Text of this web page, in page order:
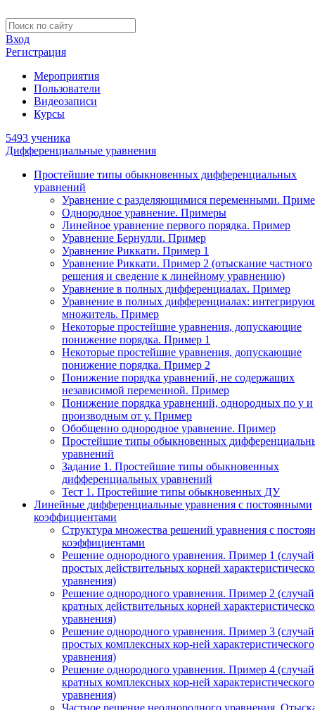
Вход
Регистрация
Мероприятия
Пользователи
Видеозаписи
Курсы
5493 ученика
Дифференциальные уравнения
Простейшие типы обыкновенных дифференциальных
уравнений
Уравнение с разделяющимися переменными.
Однородное уравнение. Примеры
Линейное уравнение первого порядка. Пример
Уравнение Бернулли. Пример
Уравнение Риккати. Пример 1
Уравнение Риккати. Пример 2 (отыскание частного
решения и сведение к линейному уравнению)
Уравнение в полных дифференциалах. Пример
Уравнение в полных дифференциалах:
множитель. Пример
Некоторые простейшие уравнения, допускающие
понижение порядка. Пример 1
Некоторые простейшие уравнения, допускающие
понижение порядка. Пример 2
Понижение порядка уравнений, не содержащих
независимой переменной. Пример
Понижение порядка уравнений, однородных по у и
производным от у. Пример
Обобщенно однородное уравнение. Пример
Простейшие типы обыкновенных
уравнений
Задание 1. Простейшие типы обыкновенных
дифференциальных уравнений
Тест 1. Простейшие типы обыкновенных ДУ
Линейные дифференциальные уравнения с постоянными
коэффициентами
Структура множества решений уравнения с
коэффициентами
Решение однородного уравнения. Пример 1 (случай
простых действительных корней
уравнения)
Решение однородного уравнения. Пример 2 (случай
кратных действительных корней
уравнения)
Решение однородного уравнения. Пример 3 (случай
простых комплексных кор-ней характеристического
уравнения)
Решение однородного уравнения. Пример 4 (случай
кратных комплексных кор-ней характеристического
уравнения)
Частное решение неоднородного уравнения.